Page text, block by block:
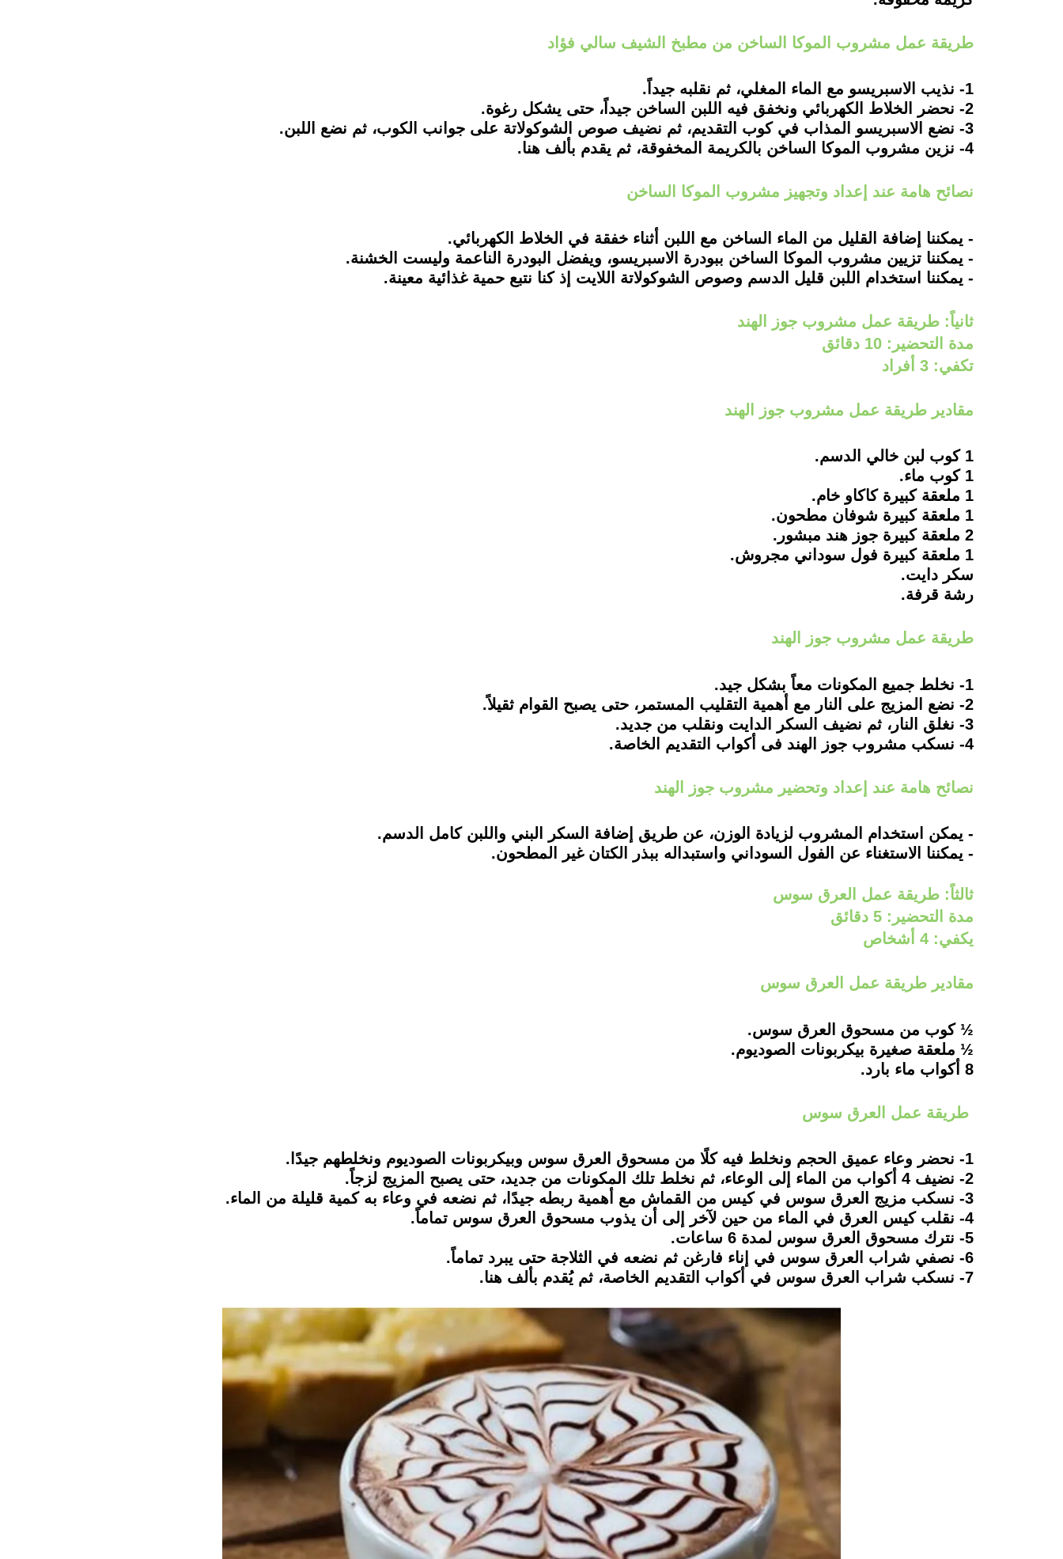
طريقة عمل مشروب الموكا الساخن من مطبخ الشيف سالي فؤاد
1- نذيب الاسبريسو مع الماء المغلي، ثم نقلبه جيداً.
2- نحضر الخلاط الكهربائي ونخفق فيه اللبن الساخن جيداً، حتى يشكل رغوة.
3- نضع الاسبريسو المذاب في كوب التقديم، ثم نضيف صوص الشوكولاتة على جوانب الكوب، ثم نضع اللبن.
4- نزين مشروب الموكا الساخن بالكريمة المخفوقة، ثم يقدم بألف هنا.
نصائح هامة عند إعداد وتجهيز مشروب الموكا الساخن
- يمكننا إضافة القليل من الماء الساخن مع اللبن أثناء خفقة في الخلاط الكهربائي.
- يمكننا تزيين مشروب الموكا الساخن ببودرة الاسبريسو، ويفضل البودرة الناعمة وليست الخشنة.
- يمكننا استخدام اللبن قليل الدسم وصوص الشوكولاتة اللايت إذ كنا نتبع حمية غذائية معينة.
ثانياً: طريقة عمل مشروب جوز الهند
مدة التحضير: 10 دقائق
تكفي: 3 أفراد
مقادير طريقة عمل مشروب جوز الهند
1 كوب لبن خالي الدسم.
1 كوب ماء.
1 ملعقة كبيرة كاكاو خام.
1 ملعقة كبيرة شوفان مطحون.
2 ملعقة كبيرة جوز هند مبشور.
1 ملعقة كبيرة فول سوداني مجروش.
سكر دايت.
رشة قرفة.
طريقة عمل مشروب جوز الهند
1- نخلط جميع المكونات معاً بشكل جيد.
2- نضع المزيج على النار مع أهمية التقليب المستمر، حتى يصبح القوام ثقيلاً.
3- نغلق النار، ثم نضيف السكر الدايت ونقلب من جديد.
4- نسكب مشروب جوز الهند فى أكواب التقديم الخاصة.
نصائح هامة عند إعداد وتحضير مشروب جوز الهند
- يمكن استخدام المشروب لزيادة الوزن، عن طريق إضافة السكر البني واللبن كامل الدسم.
- يمكننا الاستغناء عن الفول السوداني واستبداله ببذر الكتان غير المطحون.
ثالثاً: طريقة عمل العرق سوس
مدة التحضير: 5 دقائق
يكفي: 4 أشخاص
مقادير طريقة عمل العرق سوس
½ كوب من مسحوق العرق سوس.
½ ملعقة صغيرة بيكربونات الصوديوم.
8 أكواب ماء بارد.
طريقة عمل العرق سوس
1- نحضر وعاء عميق الحجم ونخلط فيه كلًا من مسحوق العرق سوس وبيكربونات الصوديوم ونخلطهم جيدًا.
2- نضيف 4 أكواب من الماء إلى الوعاء، ثم نخلط تلك المكونات من جديد، حتى يصبح المزيج لزجاً.
3- نسكب مزيج العرق سوس في كيس من القماش مع أهمية ربطه جيدًا، ثم نضعه في وعاء به كمية قليلة من الماء.
4- نقلب كيس العرق في الماء من حين لآخر إلى أن يذوب مسحوق العرق سوس تماماً.
5- نترك مسحوق العرق سوس لمدة 6 ساعات.
6- نصفي شراب العرق سوس في إناء فارغن ثم نضعه في الثلاجة حتى يبرد تماماً.
7- نسكب شراب العرق سوس في أكواب التقديم الخاصة، ثم يُقدم بألف هنا.